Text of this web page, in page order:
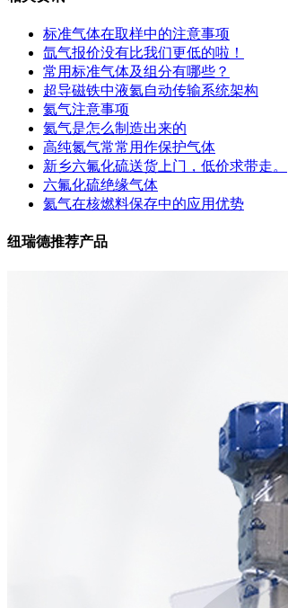
标准气体在取样中的注意事项
氙气报价没有比我们更低的啦！
常用标准气体及组分有哪些？
超导磁铁中液氦自动传输系统架构
氦气注意事项
氦气是怎么制造出来的
高纯氮气常常用作保护气体
新乡六氟化硫送货上门，低价求带走。
六氟化硫绝缘气体
氦气在核燃料保存中的应用优势
纽瑞德推荐产品